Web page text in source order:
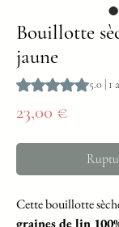
Bouillotte
jaune
La note est de5.0 | 1
23,00 €
Cette bouillotte
graines de lin